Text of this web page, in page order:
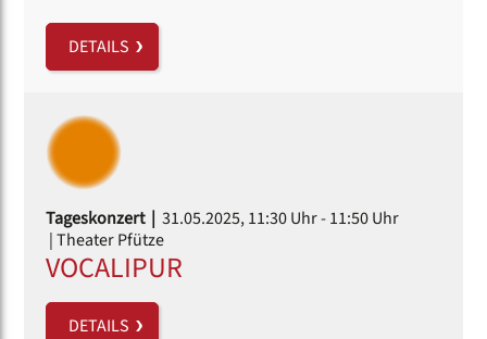
DETAILS
Tageskonzert | 31.05.2025, 11:30 Uhr- 11:50 Uhr
| Theater Pfütze
VOCALIPUR
DETAILS